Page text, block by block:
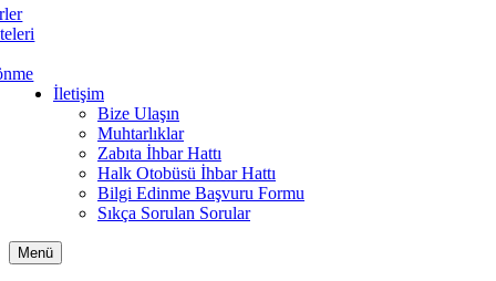
İletişim
Bize Ulaşın
Muhtarlıklar
Zabıta İhbar Hattı
Halk Otobüsü İhbar Hattı
Bilgi Edinme Başvuru Formu
Sıkça Sorulan Sorular
Menü